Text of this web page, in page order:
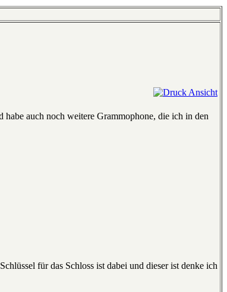
auch noch weitere Grammophone, die ich in den
für das Schloss ist dabei und dieser ist denke ich